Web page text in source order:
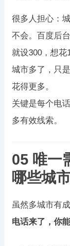
很多人担心：
不会。百度后
就设300，想花
城市多了，只
花得更多。
关键是每个电
多有效线索。
05 唯一
哪些城
虽然多城市有
电话来了，你